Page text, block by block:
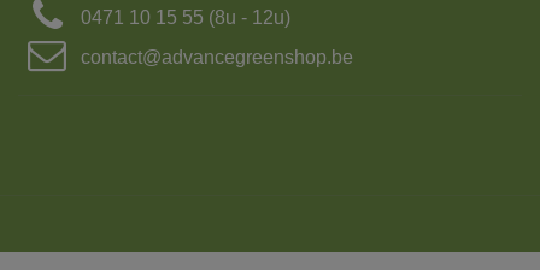
Aantal Big bags: 15
Lengte: 16.5 m
0471 10 15 55 (8u - 12u)
contact@advancegreenshop.be